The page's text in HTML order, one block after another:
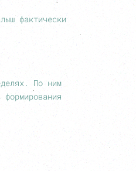
фактически
По ним